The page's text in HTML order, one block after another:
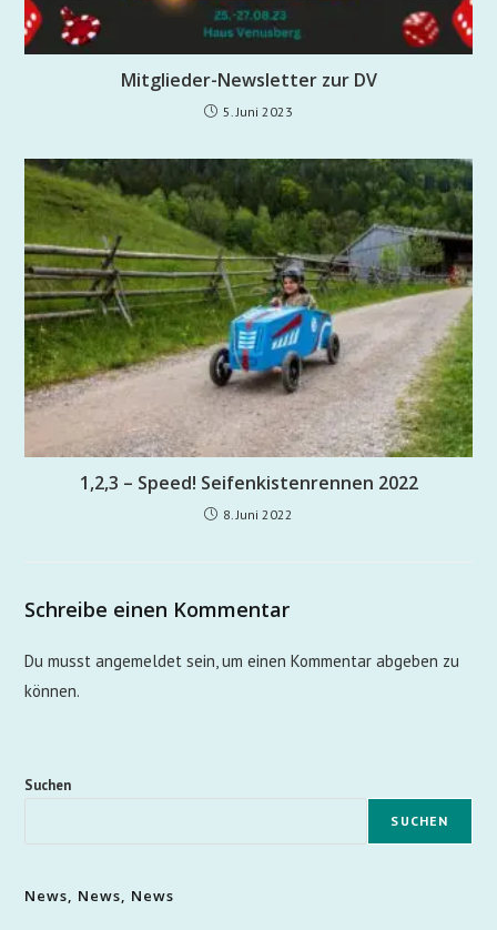
Mitglieder-Newsletter zur DV
5. Juni 2023
1,2,3 – Speed! Seifenkistenrennen 2022
8. Juni 2022
Schreibe einen Kommentar
Du musstangemeldet sein, um einen Kommentar abgeben zu
können.
Suchen
SUCHEN
News, News, News